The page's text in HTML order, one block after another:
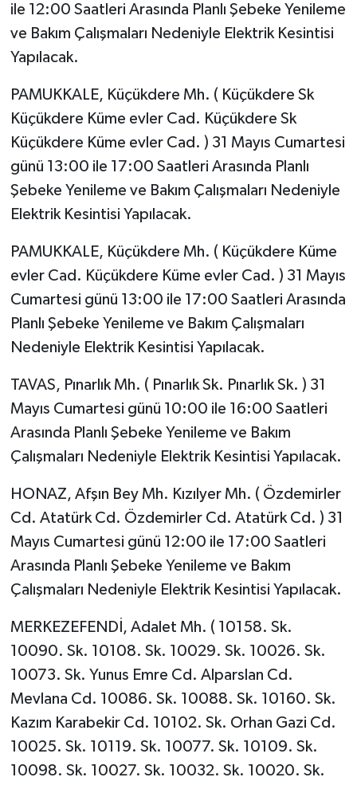
ile 12:00 Saatleri Arasında Planlı Şebeke Yenileme
ve Bakım Çalışmaları Nedeniyle Elektrik Kesintisi
Yapılacak.
PAMUKKALE, Küçükdere Mh. ( Küçükdere Sk
Küçükdere Küme evler Cad. Küçükdere Sk
Küçükdere Küme evler Cad. ) 31 Mayıs Cumartesi
günü 13:00 ile 17:00 Saatleri Arasında Planlı
Şebeke Yenileme ve Bakım Çalışmaları Nedeniyle
Elektrik Kesintisi Yapılacak.
PAMUKKALE, Küçükdere Mh. ( Küçükdere Küme
evler Cad. Küçükdere Küme evler Cad. ) 31 Mayıs
Cumartesi günü 13:00 ile 17:00 Saatleri Arasında
Planlı Şebeke Yenileme ve Bakım Çalışmaları
Nedeniyle Elektrik Kesintisi Yapılacak.
TAVAS, Pınarlık Mh. ( Pınarlık Sk. Pınarlık Sk. ) 31
Mayıs Cumartesi günü 10:00 ile 16:00 Saatleri
Arasında Planlı Şebeke Yenileme ve Bakım
Çalışmaları Nedeniyle Elektrik Kesintisi Yapılacak.
HONAZ, Afşın Bey Mh. Kızılyer Mh. ( Özdemirler
Cd. Atatürk Cd. Özdemirler Cd. Atatürk Cd. ) 31
Mayıs Cumartesi günü 12:00 ile 17:00 Saatleri
Arasında Planlı Şebeke Yenileme ve Bakım
Çalışmaları Nedeniyle Elektrik Kesintisi Yapılacak.
MERKEZEFENDİ, Adalet Mh. ( 10158. Sk.
10090. Sk. 10108. Sk. 10029. Sk. 10026. Sk.
10073. Sk. Yunus Emre Cd. Alparslan Cd.
Mevlana Cd. 10086. Sk. 10088. Sk. 10160. Sk.
Kazım Karabekir Cd. 10102. Sk. Orhan Gazi Cd.
10025. Sk. 10119. Sk. 10077. Sk. 10109. Sk.
10098. Sk. 10027. Sk. 10032. Sk. 10020. Sk.